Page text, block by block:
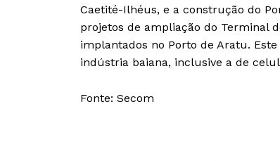
Caetité-Ilhéus, e a construção do
projetos de ampliação do Terminal
implantados no Porto de Aratu.
indústria baiana, inclusive a de
Fonte: Secom